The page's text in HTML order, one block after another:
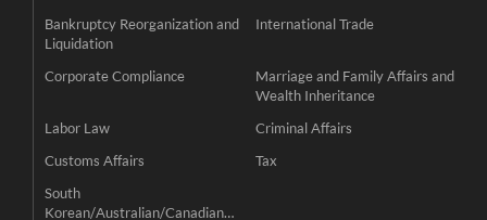
Bankruptcy Reorganization and
Liquidation
International Trade
Corporate Compliance
Marriage and Family Affairs and
Wealth Inheritance
Labor Law
Criminal Affairs
Customs Affairs
Tax
South
Korean/Australian/Canadian